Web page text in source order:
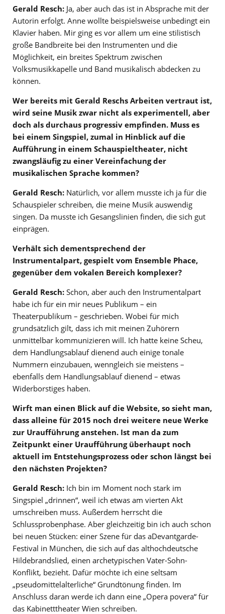
Gerald Resch: Ja, aber auch das ist in Absprache mit der
Autorin erfolgt. Anne wollte beispielsweise unbedingt ein
Klavier haben. Mir ging es vor allem um eine stilistisch
große Bandbreite bei den Instrumenten und die
Möglichkeit, ein breites Spektrum zwischen
Volksmusikkapelle und Band musikalisch abdecken zu
können.
Wer bereits mit Gerald Reschs Arbeiten vertraut ist,
wird seine Musik zwar nicht als experimentell, aber
doch als durchaus progressiv empfinden. Muss es
bei einem Singspiel, zumal in Hinblick auf die
Aufführung in einem Schauspieltheater, nicht
zwangsläufig zu einer Vereinfachung der
musikalischen Sprache kommen?
Gerald Resch: Natürlich, vor allem musste ich ja für die
Schauspieler schreiben, die meine Musik auswendig
singen. Da musste ich Gesangslinien finden, die sich gut
einprägen.
Verhält sich dementsprechend der
Instrumentalpart, gespielt vom Ensemble Phace,
gegenüber dem vokalen Bereich komplexer?
Gerald Resch: Schon, aber auch den Instrumentalpart
habe ich für ein mir neues Publikum – ein
Theaterpublikum – geschrieben. Wobei für mich
grundsätzlich gilt, dass ich mit meinen Zuhörern
unmittelbar kommunizieren will. Ich hatte keine Scheu,
dem Handlungsablauf dienend auch einige tonale
Nummern einzubauen, wenngleich sie meistens –
ebenfalls dem Handlungsablauf dienend – etwas
Widerborstiges haben.
Wirft man einen Blick auf die Website, so sieht man,
dass alleine für 2015 noch drei weitere neue Werke
zur Uraufführung anstehen. Ist man da zum
Zeitpunkt einer Uraufführung überhaupt noch
aktuell im Entstehungsprozess oder schon längst bei
den nächsten Projekten?
Gerald Resch: Ich bin im Moment noch stark im
Singspiel „drinnen“, weil ich etwas am vierten Akt
umschreiben muss. Außerdem herrscht die
Schlussprobenphase. Aber gleichzeitig bin ich auch schon
bei neuen Stücken: einer Szene für das aDevantgarde-
Festival in München, die sich auf das althochdeutsche
Hildebrandslied, einen archetypischen Vater-Sohn-
Konflikt, bezieht. Dafür möchte ich eine seltsam
„pseudomittelalterliche“ Grundtönung finden. Im
Anschluss daran werde ich dann eine „Opera povera“ für
das Kabinetttheater Wien schreiben.